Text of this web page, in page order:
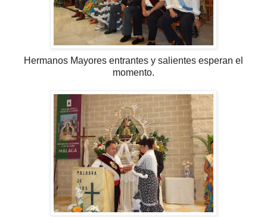
Hermanos Mayores entrantes y salientes esperan el
momento.